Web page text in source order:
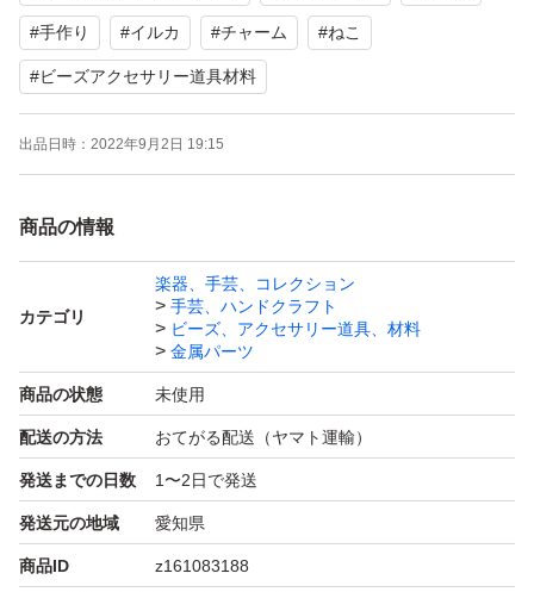
■個数
ナスカン 20個
☆他に出品しているナスカンと組み合わせ可能ですのでお
気軽にお問い合わせ下さい。
お値段は個数により下記の通りです。
・10個 499円
・20個 799円
・30個 1199円
・40個 1499円
・50個 1799円
#手作り #イルカ #チャーム #ねこ
#ビーズアクセサリー道具材料
出品日時： 2022年9月2日 19:15
商品の情報
カテゴリ
楽器、手芸、コレクション
手芸、ハンドクラフト
ビーズ、アクセサリー道具、材料
金属パーツ
商品の状態 未使用
配送の方法 おてがる配送（ヤマト運輸）
発送までの日数 1〜2日で発送
発送元の地域 愛知県
商品ID z161083188